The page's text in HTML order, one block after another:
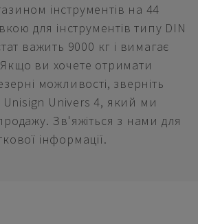
інструментів на 44
для інструментів типу DIN
важить 9000 кг і вимагає
ви хочете отримати
можливості, зверніть
Unisign Univers 4, який ми
Зв'яжіться з нами для
інформації.